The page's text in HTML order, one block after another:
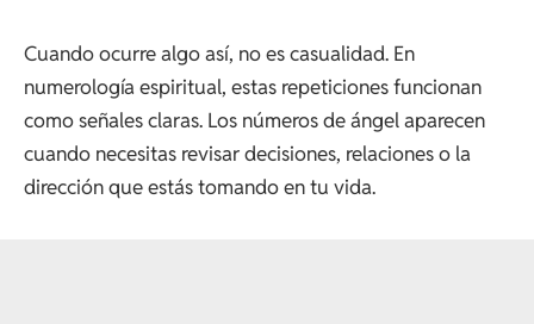
Cuando ocurre algo así, no es casualidad. En
numerología espiritual, estas repeticiones funcionan
como señales claras. Los números de ángel aparecen
cuando necesitas revisar decisiones, relaciones o la
dirección que estás tomando en tu vida.